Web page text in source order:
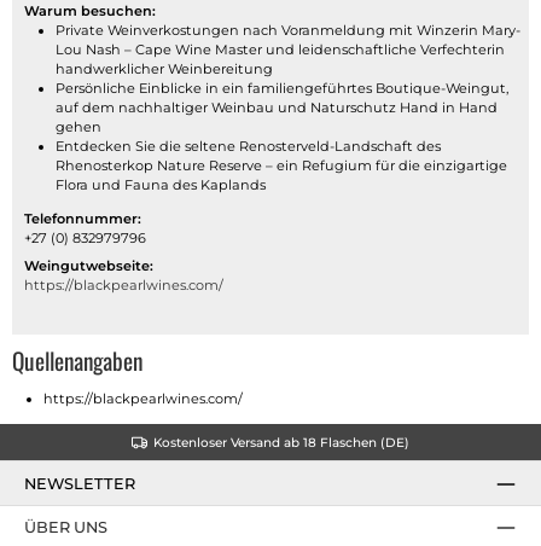
Warum besuchen:
Private Weinverkostungen nach Voranmeldung mit Winzerin Mary-
Lou Nash – Cape Wine Master und leidenschaftliche Verfechterin
handwerklicher Weinbereitung
Persönliche Einblicke in ein familiengeführtes Boutique-Weingut,
auf dem nachhaltiger Weinbau und Naturschutz Hand in Hand
gehen
Entdecken Sie die seltene Renosterveld-Landschaft des
Rhenosterkop Nature Reserve – ein Refugium für die einzigartige
Flora und Fauna des Kaplands
Telefonnummer:
+27 (0) 832979796
Weingutwebseite:
https://blackpearlwines.com/
Quellenangaben
https://blackpearlwines.com/
Kostenloser Versand ab 18 Flaschen (DE)
NEWSLETTER
ÜBER UNS